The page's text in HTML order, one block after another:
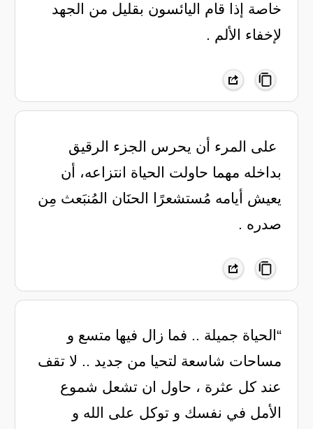
خاصة إذا قام اليائسون بقليل من الجهد
لإخفاء الألم .
‏ على المرء أن يحرس الجزء الرقيق
بداخله مهما حاولت الحياة انتزاعه، أن
يعيش أيامه مُستشعرًا الحنَان المُنبَعث مِن
صدره .
“‏الحياة جميلة .. فما زال فيها متسع و
مساحات شاسعة لتحيا من جديد .. لا تقف
عند كل عثرة ، حاول ان تشعل شموع
الأمل في نفسك و توكل على الله و